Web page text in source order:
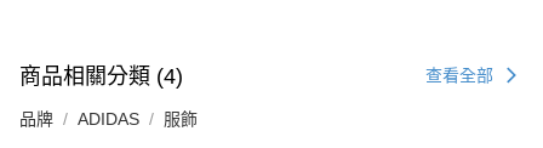
商品相關分類 (4) 查看全部
品牌 ADIDAS 服飾